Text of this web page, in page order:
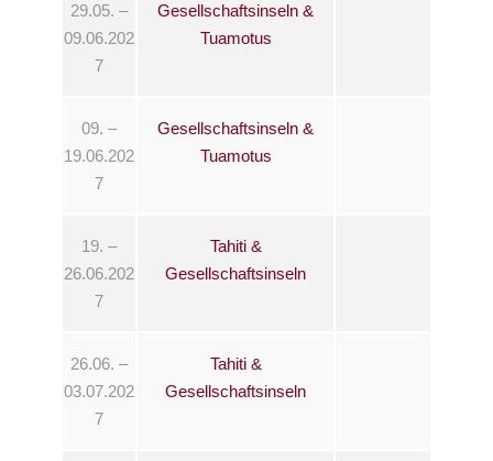
29.05. –
09.06.202
7
Gesellschaftsinseln &
Tuamotus
09. –
19.06.202
7
Gesellschaftsinseln &
Tuamotus
19. –
26.06.202
7
Tahiti &
Gesellschaftsinseln
26.06. –
03.07.202
7
Tahiti &
Gesellschaftsinseln